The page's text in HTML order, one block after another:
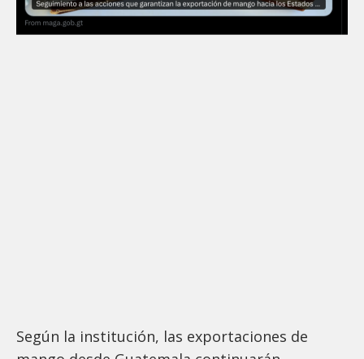
Según la institución, las exportaciones de